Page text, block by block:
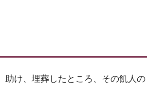
助け、埋葬したところ、その飢人の